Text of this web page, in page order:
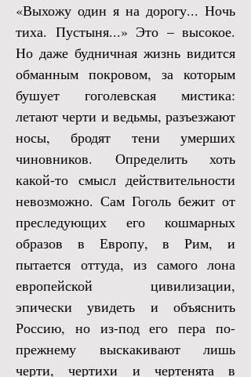
«Выхожу один я на дорогу... Ночь
тиха. Пустыня...» Это – высокое.
Но даже будничная жизнь видится
обманным покровом, за которым
бушует гоголевская мистика:
летают черти и ведьмы, разъезжают
носы, бродят тени умерших
чиновников. Определить хоть
какой-то смысл действительности
невозможно. Сам Гоголь бежит от
преследующих его кошмарных
образов в Европу, в Рим, и
пытается оттуда, из самого лона
европейской цивилизации,
эпически увидеть и объяснить
Россию, но из-под его пера по-
прежнему выскакивают лишь
черти, чертихи и чертенята в